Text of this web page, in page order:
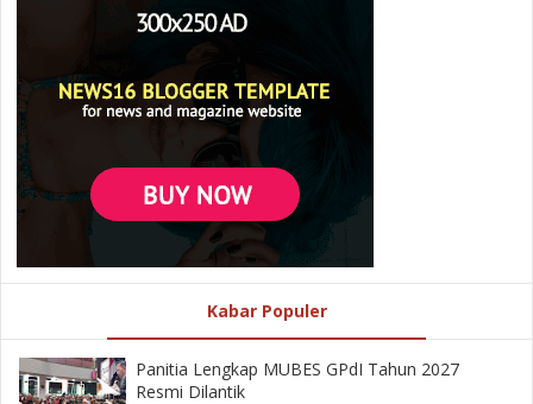
Kabar Populer
Panitia Lengkap MUBES GPdI Tahun 2027
Resmi Dilantik